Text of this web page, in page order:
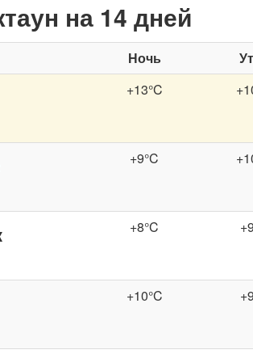
на 14 дней
Ночь
+13°C
+9°C
+8°C
+10°C